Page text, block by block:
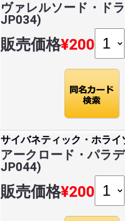
ヴァレルソード・ド
JP034)
販売価格¥200
サイバネティック・ホライ
アークロード・パラ
JP044)
販売価格¥200